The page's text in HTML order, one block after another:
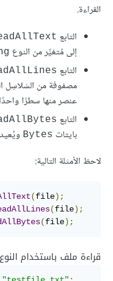
القراءة.
التابع
إلى مُتغيِّر من النوع
التابع
مصفوفة من السَلاسِل
عنصر منها سطرًا
التابع
بايتات Bytes
لاحظ الأمثلة التالية:
(file);
(file);
(file);
قراءة ملف باستخدام النوع